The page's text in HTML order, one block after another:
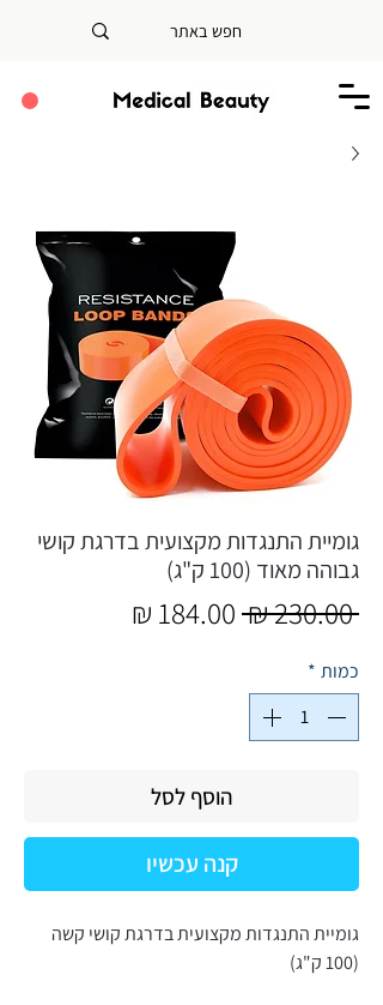
גומיית התנגדות מקצועית בדרגת קושי
גבוהה מאוד (100 ק"ג)
‏230.00 ‏₪
מחיר
כמות *
הוסף לסל
קנה עכשיו
גומיית התנגדות מקצועית בדרגת קושי קשה
(100 ק"ג)